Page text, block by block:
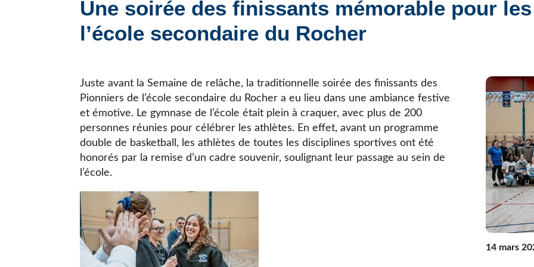
JE CHERCHE UNE ÉCOLE
Plaintes et protecteur de l’élève
Services complémentaires
Coffre à outils
École ouverte
Enseignement à la maison
Intégration linguistique, scolaire et sociale
Parents trucs pédagos et technos
Programme de formation de l’école québécoise
Élèves internationaux
Programmes offerts
Une soirée des finissants mémorable pour
l’école secondaire du Rocher
Juste avant la Semaine de relâche, la traditionnelle soirée des finissants des
Pionniers de l’école secondaire du Rocher a eu lieu dans une ambiance festive
et émotive. Le gymnase de l’école était plein à craquer, avec plus de 200
personnes réunies pour célébrer les athlètes. En effet, avant un programme
double de basketball, les athlètes de toutes les disciplines sportives ont été
honorés par la remise d’un cadre souvenir, soulignant leur passage au sein de
l’école.
14 mars